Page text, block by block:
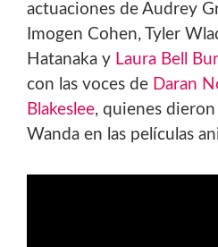
actuaciones de Audrey
Imogen Cohen, Tyler
Hatanaka y Laura Bell
con las voces de Daran
Blakeslee, quienes
Wanda en las películas